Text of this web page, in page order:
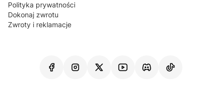
Polityka prywatności
Dokonaj zwrotu
Zwroty i reklamacje